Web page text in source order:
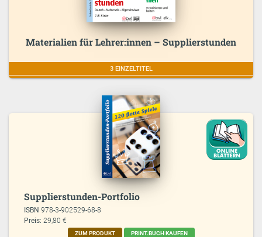
Materialien für Lehrer:innen – Supplierstunden
3 EINZELTITEL
Supplierstunden-Portfolio
ISBN978-3-902529-68-8
Preis: 29,80 €
ZUM PRODUKT PRINT.BUCH KAUFEN